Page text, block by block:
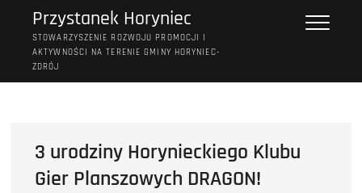
Przystanek Horyniec
STOWARZYSZENIE ROZWOJU PROMOCJI I
AKTYWNOŚCI NA TERENIE GMINY HORYNIEC-
ZDRÓJ
3 urodziny Horynieckiego Klubu
Gier Planszowych DRAGON!